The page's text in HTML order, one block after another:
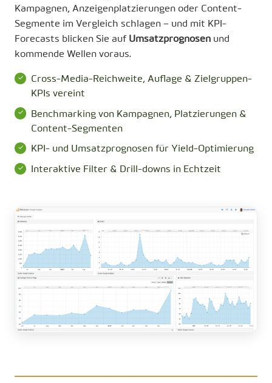
Kampagnen, Anzeigenplatzierungen oder Content-
Segmente im Vergleich schlagen – und mit KPI-
Forecasts blicken Sie auf Umsatzprognosen und
kommende Wellen voraus.
Cross-Media-Reichweite, Auflage & Zielgruppen-
KPIs vereint
Benchmarking von Kampagnen, Platzierungen &
Content-Segmenten
KPI- und Umsatzprognosen für Yield-Optimierung
Interaktive Filter & Drill-downs in Echtzeit